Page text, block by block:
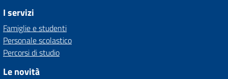
I servizi
Famiglie e studenti
Personale scolastico
Percorsi di studio
Le novità